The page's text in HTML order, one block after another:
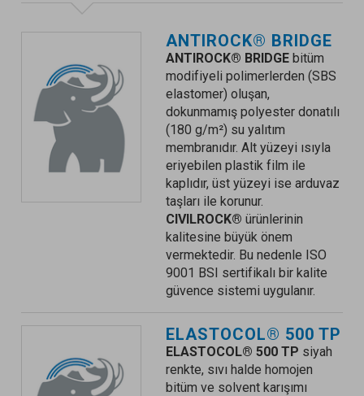
ANTIROCK® BRIDGE
ANTIROCK® BRIDGEbitüm
modifiyeli polimerlerden (SBS
elastomer) oluşan,
dokunmamış polyester donatılı
(180 g/m²) su yalıtım
membranıdır. Alt yüzeyi ısıyla
eriyebilen plastik film ile
kaplıdır, üst yüzeyi ise arduvaz
taşları ile korunur.
CIVILROCK® ürünlerinin
kalitesine büyük önem
vermektedir. Bu nedenle ISO
9001 BSI sertifikalı bir kalite
güvence sistemi uygulanır.
ELASTOCOL® 500 TP
ELASTOCOL® 500 TP siyah
renkte, sıvı halde homojen
bitüm ve solvent karışımı